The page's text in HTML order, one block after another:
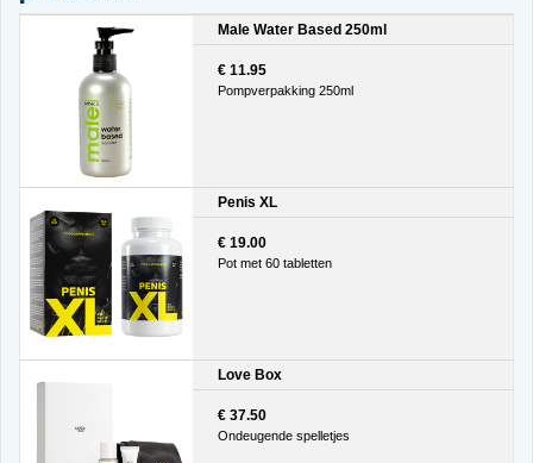
Male Water Based 250ml
€ 11.95
Pompverpakking 250ml
Penis XL
€ 19.00
Pot met 60 tabletten
Love Box
€ 37.50
Ondeugende spelletjes